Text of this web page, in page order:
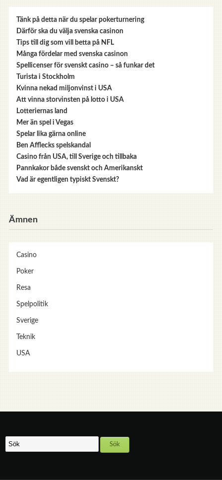
Tänk på detta när du spelar pokerturnering
Därför ska du välja svenska casinon
Tips till dig som vill betta på NFL
Många fördelar med svenska casinon
Spellicenser för svenskt casino – så funkar det
Turista i Stockholm
Kvinna nekad miljonvinst i USA
Att vinna storvinsten på lotto i USA
Lotteriernas land
Mer än spel i Vegas
Spelar lika gärna online
Ben Afflecks spelskandal
Casino från USA, till Sverige och tillbaka
Pannkakor både svenskt och Amerikanskt
Vad är egentligen typiskt Svenskt?
Ämnen
Casino
Poker
Resa
Spelpolitik
Sverige
Teknik
USA